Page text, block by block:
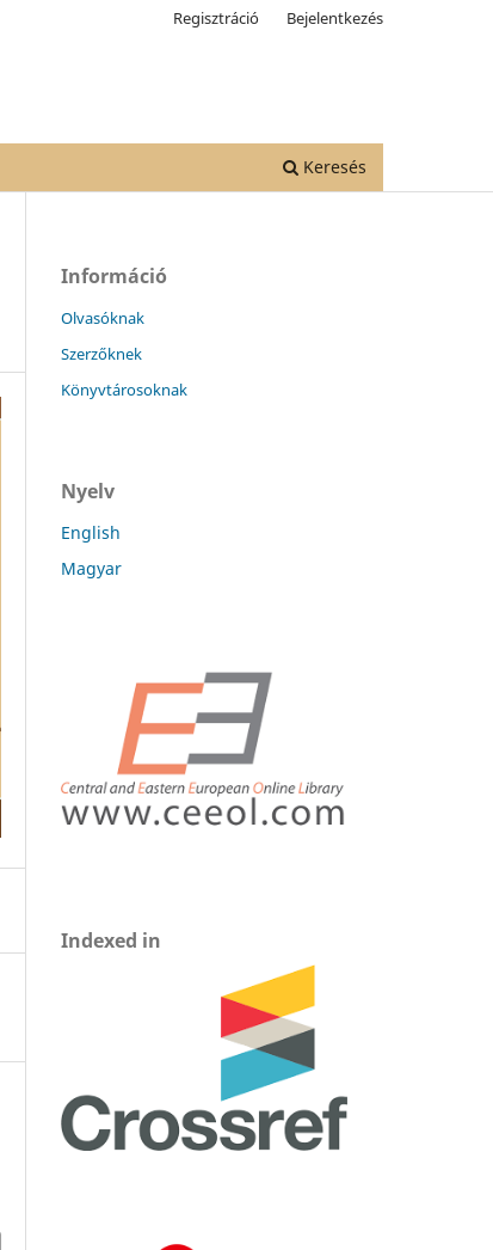
Keresés
Regisztráció Bejelentkezés
Információ
Olvasóknak
Szerzőknek
Könyvtárosoknak
Nyelv
English
Magyar
Indexed in